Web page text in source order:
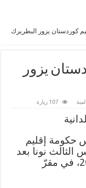
كوردستان يزور البطريرك
يزور
107 زيارة
حكومة إقليم
نونا بعد
ظهر يوم الثلاثاء 16 حزيران 2026، في مقرّ